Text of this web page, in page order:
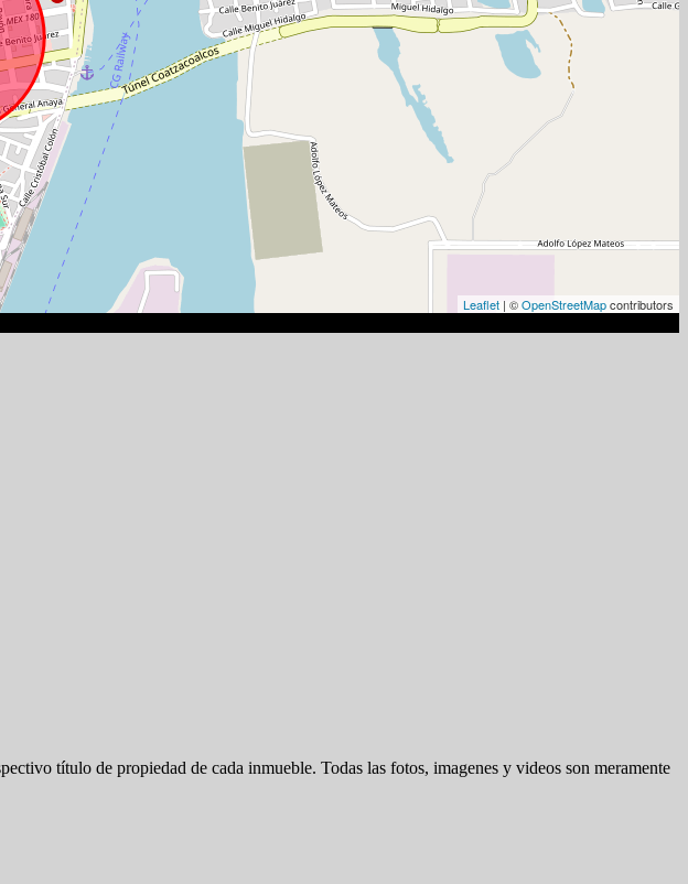
Leaflet | ©OpenStreetMapcontributors
título de propiedad de cada inmueble. Todas las fotos, imagenes y videos son meramente